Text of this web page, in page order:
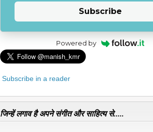
Subscribe
Powered by
Subscribe in a reader
जिन्हें लगाव है अपने संगीत और साहित्य से.....